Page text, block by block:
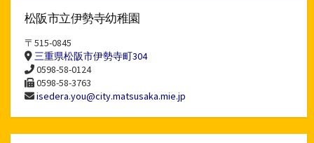
松阪市立伊勢寺幼稚園
〒515-0845
三重県松阪市伊勢寺町304
0598-58-0124
0598-58-3763
isedera.you@city.matsusaka.mie.jp